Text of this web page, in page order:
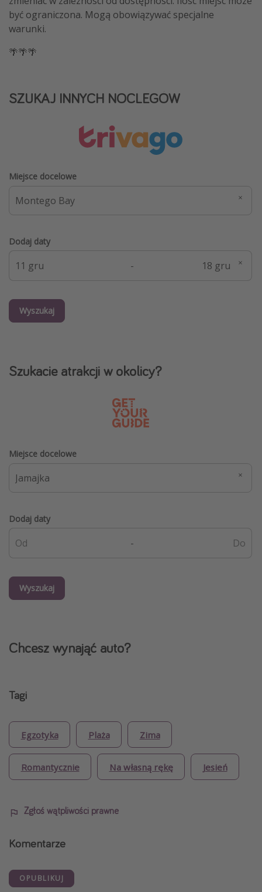
być ograniczona. Mogą obowiązywać specjalne
warunki.
🌴🌴🌴
SZUKAJ INNYCH NOCLEGÓW
Miejsce docelowe
Dodaj daty
-
Wyszukaj
Szukacie atrakcji w okolicy?
Miejsce docelowe
Dodaj daty
-
Wyszukaj
Chcesz wynająć auto?
Tagi
Egzotyka Plaża Zima
Romantycznie Na własną rękę Jesień
Zgłoś wątpliwości prawne
Komentarze
OPUBLIKUJ